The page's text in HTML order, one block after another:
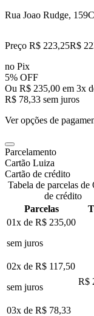
Rua Joao Rudge, 159
Preço R$ 223,25R$
no Pix
5% OFF
Ou R$ 235,00 em 3x
R$ 78,33 sem juros
Ver opções de
Parcelamento
Cartão Luiza
Cartão de crédito
Tabela de parcelas de
de crédito
Parcelas
01x de R$ 235,00
sem juros
02x de R$ 117,50
sem juros
R$
03x de R$ 78,33